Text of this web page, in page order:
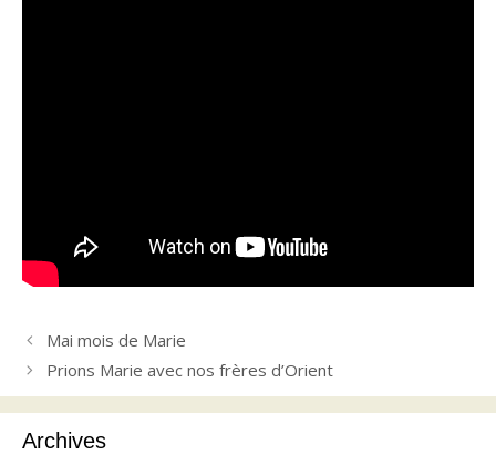
Mai mois de Marie
Prions Marie avec nos frères d’Orient
Archives